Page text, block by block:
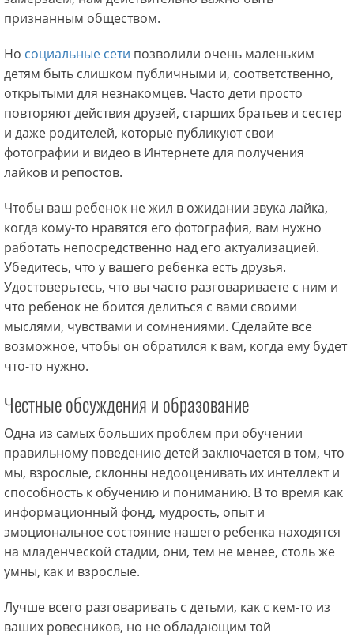
признанным обществом.
Но социальные сети позволили очень маленьким
детям быть слишком публичными и, соответственно,
открытыми для незнакомцев. Часто дети просто
повторяют действия друзей, старших братьев и сестер
и даже родителей, которые публикуют свои
фотографии и видео в Интернете для получения
лайков и репостов.
Чтобы ваш ребенок не жил в ожидании звука лайка,
когда кому-то нравятся его фотография, вам нужно
работать непосредственно над его актуализацией.
Убедитесь, что у вашего ребенка есть друзья.
Удостоверьтесь, что вы часто разговариваете с ним и
что ребенок не боится делиться с вами своими
мыслями, чувствами и сомнениями. Сделайте все
возможное, чтобы он обратился к вам, когда ему будет
что-то нужно.
Честные обсуждения и образование
Одна из самых больших проблем при обучении
правильному поведению детей заключается в том, что
мы, взрослые, склонны недооценивать их интеллект и
способность к обучению и пониманию. В то время как
информационный фонд, мудрость, опыт и
эмоциональное состояние нашего ребенка находятся
на младенческой стадии, они, тем не менее, столь же
умны, как и взрослые.
Лучше всего разговаривать с детьми, как с кем-то из
ваших ровесников, но не обладающим той